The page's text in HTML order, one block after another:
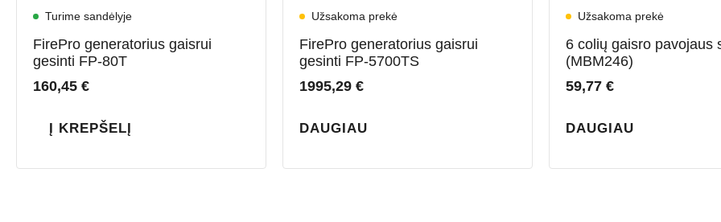
Turime sandėlyje
FirePro generatorius gaisrui
gesinti FP-80T
160,45 €
Į KREPŠELĮ
Užsakoma prekė
FirePro generatorius gaisrui
gesinti FP-5700TS
1995,29 €
DAUGIAU
Užsakoma prekė
6 colių gaisro pavojaus
(MBM246)
59,77 €
DAUGIAU